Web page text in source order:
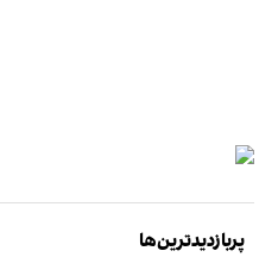
پربازدیدترین‌ها